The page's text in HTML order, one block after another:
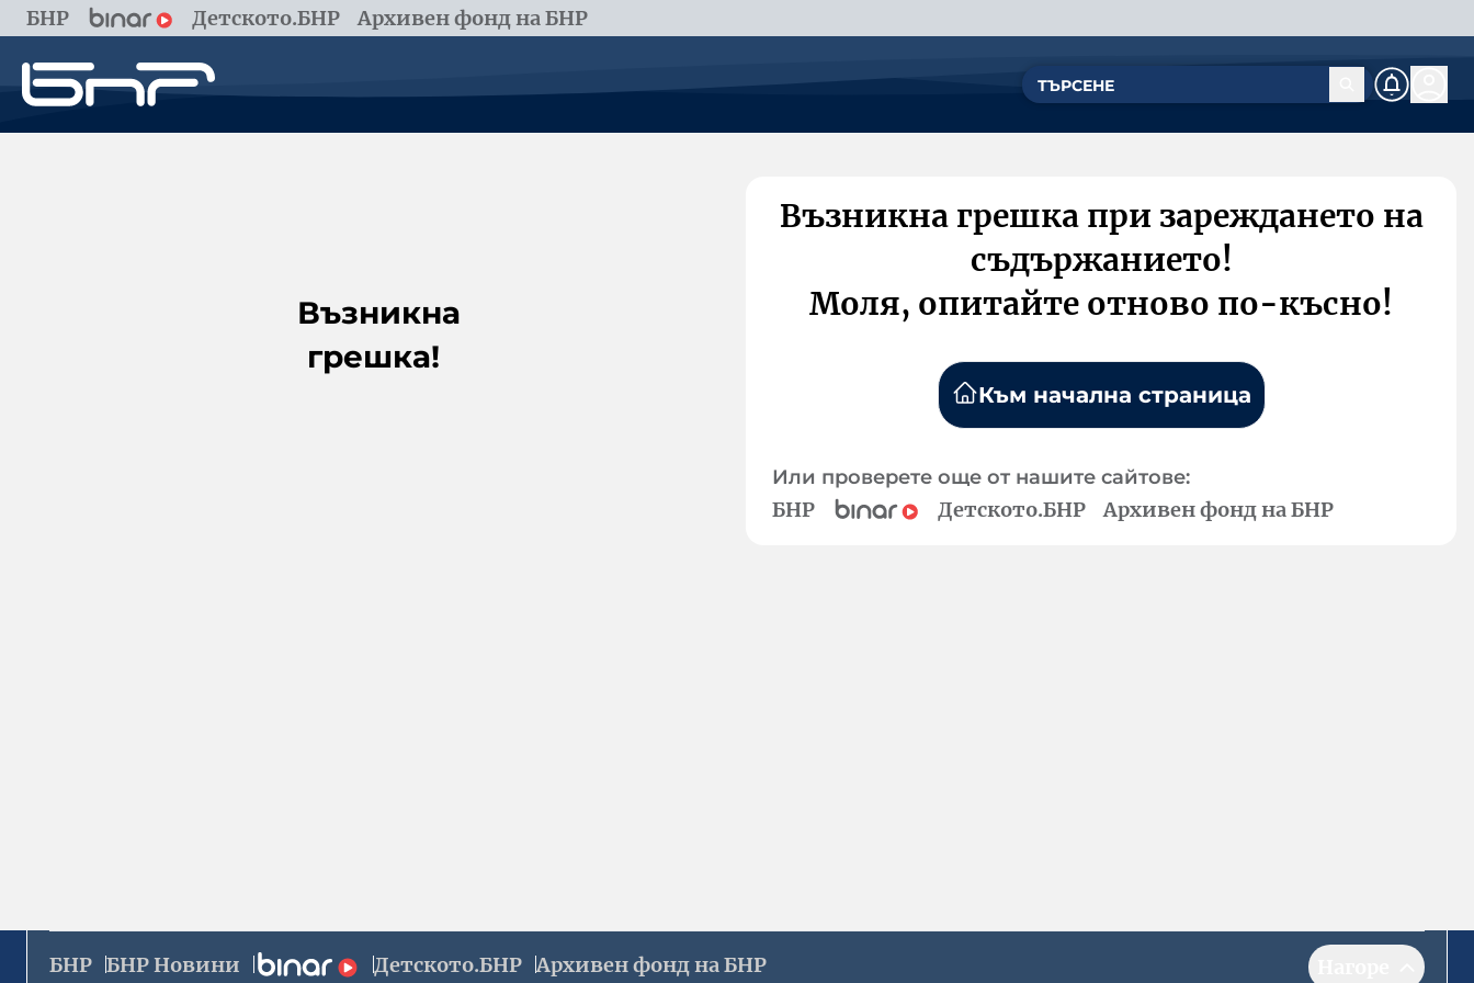
БНР Детското.БНР Архивен фонд на БНР
Възникна
грешка!
Възникна грешка при зареждането на
съдържанието!
Моля, опитайте отново по-късно!
Към начална страница
Или проверете още от нашите сайтове:
БНР Детското.БНР Архивен фонд на БНР
БНР БНР Новини Детското.БНР Архивен фонд на БНР